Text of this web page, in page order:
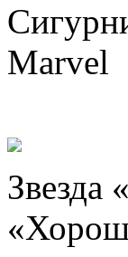
Marvel
Звезда